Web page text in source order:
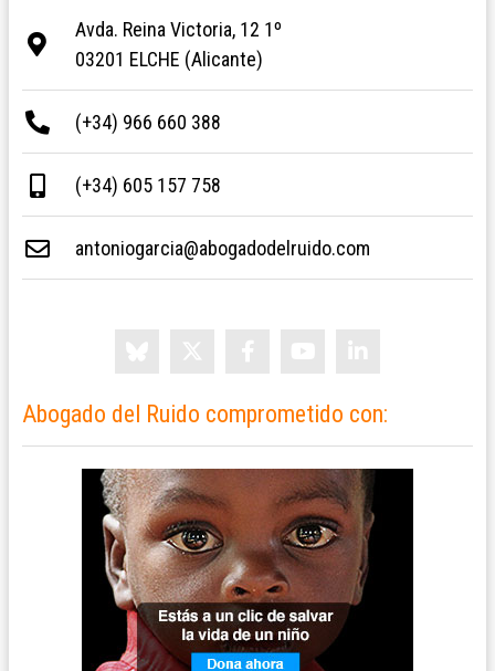
Avda. Reina Victoria, 12 1º
03201 ELCHE (Alicante)
(+34) 966 660 388
(+34) 605 157 758
antoniogarcia@abogadodelruido.com
Abogado del Ruido comprometido con: